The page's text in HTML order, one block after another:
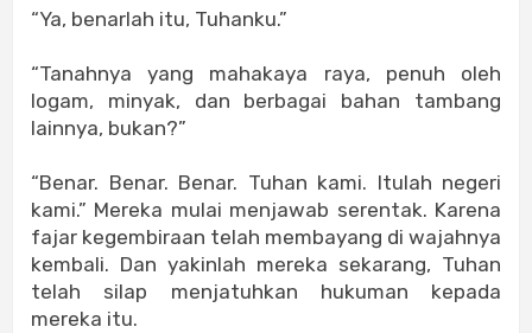
“Ya, benarlah itu, Tuhanku.”
“Tanahnya yang mahakaya raya, penuh oleh
logam, minyak, dan berbagai bahan tambang
lainnya, bukan?”
“Benar. Benar. Benar. Tuhan kami. Itulah negeri
kami.” Mereka mulai menjawab serentak. Karena
fajar kegembiraan telah membayang di wajahnya
kembali. Dan yakinlah mereka sekarang, Tuhan
telah silap menjatuhkan hukuman kepada
mereka itu.